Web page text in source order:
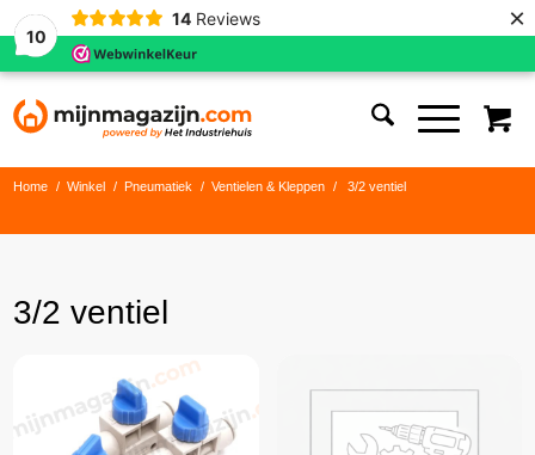
10
14 Reviews ×
Home / Winkel / Pneumatiek / Ventielen & Kleppen / 3/2 ventiel
3/2 ventiel